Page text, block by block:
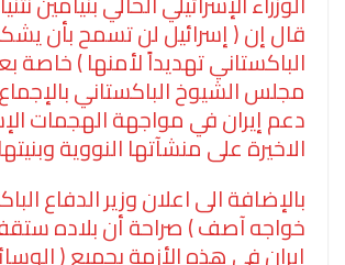
قال إن ( إسرائيل لن تسمح بأن
الباكستاني تهديداً لأمنها )
مجلس الشيوخ الباكستاني
دعم إيران في مواجهة الهجمات
الاخيرة على منشآتها النووية
بالإضافة الى اعلان وزير الدفاع
خواجه آصف ) صراحة أن بلاده
إيران في هذه الأزمة بجميع (